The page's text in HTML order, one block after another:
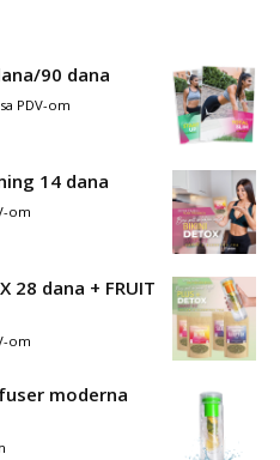
90 dana
Распон
RSD
RSD
sa PDV-om
14 dana
om
28 dana + FRUIT
RSD.
om
moderna